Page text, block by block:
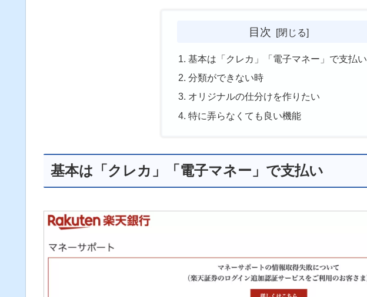
目次
基本は「クレカ」「電子マネー」で支払い
分類ができない時
オリジナルの仕分けを作りたい
特に弄らなくても良い機能
基本は「クレカ」「電子マネー」で支払い